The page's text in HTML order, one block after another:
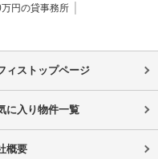
円の貸事務所
ィストップページ
に入り物件一覧
概要